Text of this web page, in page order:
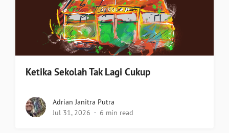
Ketika Sekolah Tak Lagi Cukup
Adrian Janitra Putra
Jul 31, 2026
6 min read